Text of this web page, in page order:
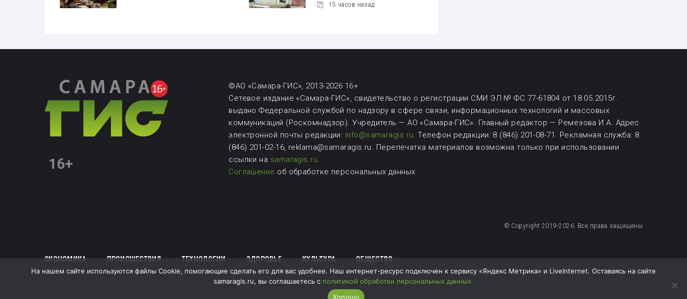
15 часов назад
©АО «Самара-ГИС», 2013-2026 16+
Сетевое издание «Самара-ГИС», свидетельство о регистрации СМИ ЭЛ № ФС 77-61804 от 18.05.2015г.
выдано Федеральной службой по надзору в сфере связи, информационных технологий и массовых
коммуникаций (Роскомнадзор). Учредитель — АО «Самара-ГИС». Главный редактор — Ремезова И.А. Адрес
электронной почты редакции: info@samaragis.ru.Телефон редакции: 8 (846) 201-08-71. Рекламная служба: 8
(846) 201-02-16, reklama@samaragis.ru. Перепечатка материалов возможнатолько при использовании
ссылки на samaragis.ru.
Соглашение об обработке персональных данных.
ЭКОНОМИКА ПРОИСШЕСТВИЯ ТЕХНОЛОГИИ ЗДОРОВЬЕ КУЛЬТУРА ОБЩЕСТВО
© Copyright 2019-2026. Все права защищены
На нашем сайте используются файлы Cookie, помогающие сделать его для вас удобнее. Наш интернет-ресурс подключен к сервису «Яндекс Метрика» и LiveInternet. Оставаясь на сайте
samaragis.ru, вы соглашаетесь с политикой обработки персональных данных.
Хорошо